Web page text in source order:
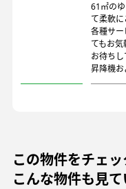
61㎡の
て柔軟
各種サ
てもお
お待ち
昇降機
この物件をチェ
こんな物件も見